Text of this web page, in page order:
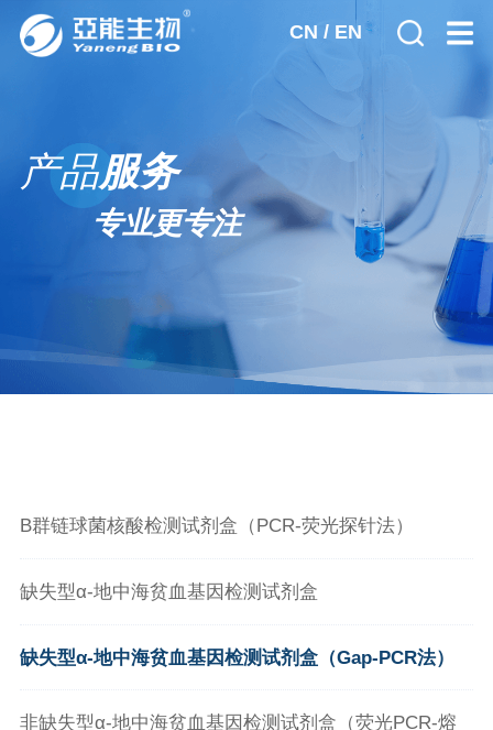
CN / EN
关于亚能
宫颈癌筛查
生殖遗传诊断
化学发光系列产品
ICL
新闻动态
联系我们
产品服务
专业更专注
B群链球菌核酸检测试剂盒（PCR-荧光探针法）
缺失型α-地中海贫血基因检测试剂盒
缺失型α-地中海贫血基因检测试剂盒（Gap-PCR法）
非缺失型α-地中海贫血基因检测试剂盒（荧光PCR-熔